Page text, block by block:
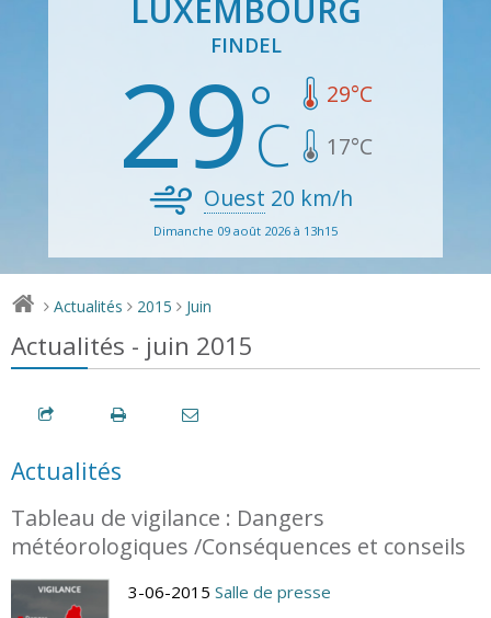
LUXEMBOURG
FINDEL
29 29°C
17°C
Ouest 20 km/h
Dimanche 09 août 2026 à 13h15
> Actualités > 2015 > Juin
Actualités - juin 2015
Actualités
Tableau de vigilance : Dangers
météorologiques /Conséquences et conseils
3-06-2015 Salle de presse